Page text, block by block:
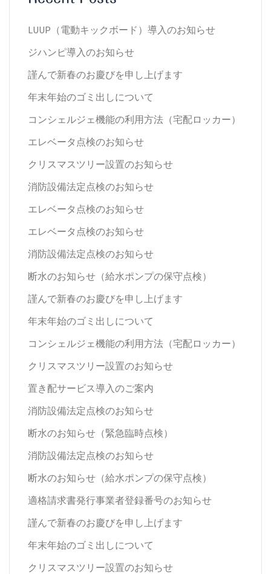
LUUP（電動キックボード）導入のお知らせ
ジハンピ導入のお知らせ
謹んで新春のお慶びを申し上げます
年末年始のゴミ出しについて
コンシェルジェ機能の利用方法（宅配ロッカー）
エレベータ点検のお知らせ
クリスマスツリー設置のお知らせ
消防設備法定点検のお知らせ
エレベータ点検のお知らせ
エレベータ点検のお知らせ
消防設備法定点検のお知らせ
断水のお知らせ（給水ポンプの保守点検）
謹んで新春のお慶びを申し上げます
年末年始のゴミ出しについて
コンシェルジェ機能の利用方法（宅配ロッカー）
クリスマスツリー設置のお知らせ
置き配サービス導入のご案内
消防設備法定点検のお知らせ
断水のお知らせ（緊急臨時点検）
消防設備法定点検のお知らせ
断水のお知らせ（給水ポンプの保守点検）
適格請求書発行事業者登録番号のお知らせ
謹んで新春のお慶びを申し上げます
年末年始のゴミ出しについて
クリスマスツリー設置のお知らせ